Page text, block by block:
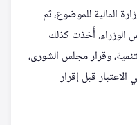
المالية للموضوع، ثم
الوزراء. أُخذت كذلك
وقرار مجلس الشورى،
قبل إقرار